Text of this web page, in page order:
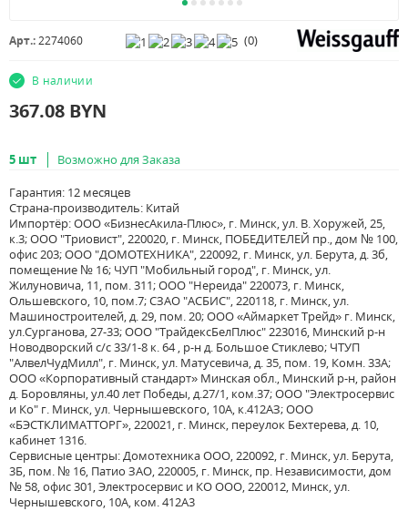
Арт.:2274060 (0)
В наличии
367.08 BYN
5 шт
Возможно для Заказа
Гарантия: 12 месяцев
Страна-производитель: Китай
Импортёр: ООО «БизнесАкила-Плюс», г. Минск, ул. В. Хоружей, 25,
к.3; ООО "Триовист", 220020, г. Минск, ПОБЕДИТЕЛЕЙ пр., дом № 100,
офис 203; ООО "ДОМОТЕХНИКА", 220092, г. Минск, ул. Берута, д. 3б,
помещение № 16; ЧУП "Мобильный город", г. Минск, ул.
Жилуновича, 11, пом. 311; ООО "Нереида" 220073, г. Минск,
Ольшевского, 10, пом.7; СЗАО "АСБИС", 220118, г. Минск, ул.
Машиностроителей, д. 29, пом. 20; ООО «Аймаркет Трейд» г. Минск,
ул.Сурганова, 27-33; ООО "ТрайдексБелПлюс" 223016, Минский р-н
Новодворский с/с 33/1-8 к. 64 , р-н д. Большое Стиклево; ЧТУП
"АлвелЧудМилл", г. Минск, ул. Матусевича, д. 35, пом. 19, Комн. 33А;
ООО «Корпоративный стандарт» Минская обл., Минский р-н, район
д. Боровляны, ул.40 лет Победы, д.27/1, ком.37; ООО "Электросервис
и Ко" г. Минск, ул. Чернышевского, 10А, к.412АЗ; ООО
«БЭСТКЛИМАТТОРГ», 220021, г. Минск, переулок Бехтерева, д. 10,
кабинет 1316.
Сервисные центры: Домотехника ООО, 220092, г. Минск, ул. Берута,
3Б, пом. № 16, Патио ЗАО, 220005, г. Минск, пр. Независимости, дом
№ 58, офис 301, Электросервис и КО ООО, 220012, Минск, ул.
Чернышевского, 10А, ком. 412А3